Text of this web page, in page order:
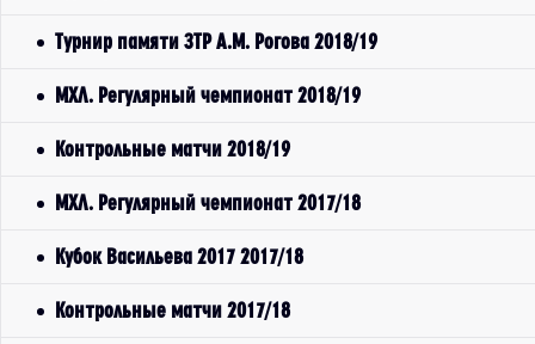
Турнир памяти ЗТР А.М. Рогова 2018/19
МХЛ. Регулярный чемпионат 2018/19
Контрольные матчи 2018/19
МХЛ. Регулярный чемпионат 2017/18
Кубок Васильева 2017 2017/18
Контрольные матчи 2017/18